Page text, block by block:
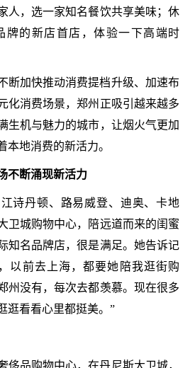
人，选一家知名餐饮共享美味；休
牌的新店首店，体验一下高端时
断加快推动消费提档升级、加速布
化消费场景，郑州正吸引越来越多
生机与魅力的城市，让烟火气更加
本地消费的新活力。
不断涌现新活力
诗丹顿、路易威登、迪奥、卡地
城购物中心，陪远道而来的闺蜜
知名品牌店，很是满足。她告诉记
以前去上海，都要她陪我逛街购
州没有，每次去都羡慕。现在很多
逛看看心里都挺美。”
侈品购物中心，在丹尼斯大卫城，